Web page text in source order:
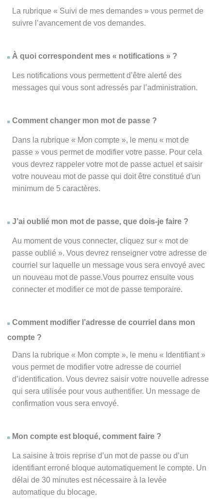
La rubrique « Suivi de mes demandes » vous permet de
suivre l’avancement de vos demandes.
À quoi correspondent mes « notifications » ?
Les notifications vous permettent d’être alerté des
messages qui vous sont adressés par l’administration.
Comment changer mon mot de passe ?
Dans la rubrique « Mon compte », le menu « mot de
passe » vous permet de modifier votre passe. Pour cela
vous devrez rappeler votre mot de passe actuel et saisir
votre nouveau mot de passe qui doit être constitué d'un
minimum de 5 caractères.
J’ai oublié mon mot de passe, que dois-je faire ?
Au moment de vous connecter, cliquez sur « mot de
passe oublié ». Vous devrez renseigner votre adresse de
courriel sur laquelle un message vous sera envoyé avec
un nouveau mot de passe.Vous pourrez ensuite vous
connecter et modifier ce mot de passe temporaire.
Comment modifier l’adresse de courriel dans mon
compte ?
Dans la rubrique « Mon compte », le menu « Identifiant »
vous permet de modifier votre adresse de courriel
d’identification. Vous devrez saisir votre nouvelle adresse
qui sera utilisée pour vous authentifier. Un message de
confirmation vous sera envoyé.
Mon compte est bloqué, comment faire ?
La saisine à trois reprise d’un mot de passe ou d’un
identifiant erroné bloque automatiquement le compte. Un
délai de 30 minutes est nécessaire à la levée
automatique du blocage.